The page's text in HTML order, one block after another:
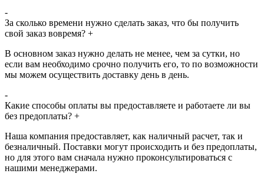
-
За сколько времени нужно сделать заказ, что бы получить
свой заказ вовремя? +
В основном заказ нужно делать не менее, чем за сутки, но
если вам необходимо срочно получить его, то по возможности
мы можем осуществить доставку день в день.
-
Какие способы оплаты вы предоставляете и работаете ли вы
без предоплаты? +
Наша компания предоставляет, как наличный расчет, так и
безналичный. Поставки могут происходить и без предоплаты,
но для этого вам сначала нужно проконсультироваться с
нашими менеджерами.